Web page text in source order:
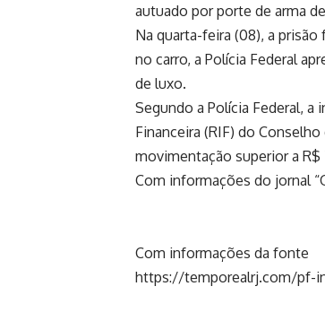
autuado por porte de arma
Na quarta-feira (08), a
no carro, a Polícia Federal
de luxo.
Segundo a Polícia Federal,
Financeira (RIF) do
movimentação superior a
Com informações do jornal
Com informações da fonte
https://temporealrj.com/pf-